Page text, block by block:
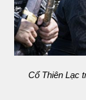
Cổ Thiên Lạc